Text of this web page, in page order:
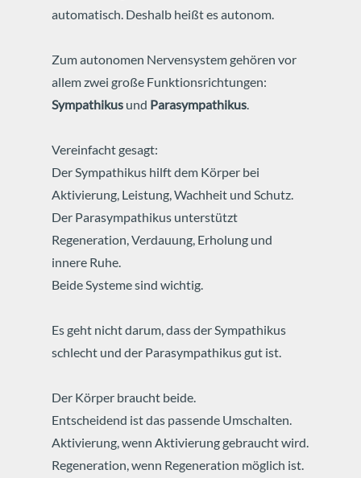
automatisch. Deshalb heißt es autonom.
Zum autonomen Nervensystem gehören vor
allem zwei große Funktionsrichtungen:
Sympathikus und Parasympathikus.
Vereinfacht gesagt:
Der Sympathikus hilft dem Körper bei
Aktivierung, Leistung, Wachheit und Schutz.
Der Parasympathikus unterstützt
Regeneration, Verdauung, Erholung und
innere Ruhe.
Beide Systeme sind wichtig.
Es geht nicht darum, dass der Sympathikus
schlecht und der Parasympathikus gut ist.
Der Körper braucht beide.
Entscheidend ist das passende Umschalten.
Aktivierung, wenn Aktivierung gebraucht wird.
Regeneration, wenn Regeneration möglich ist.